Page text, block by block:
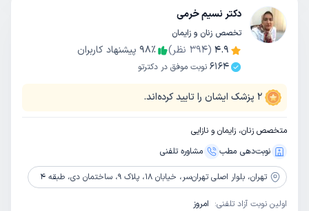
دکتر نسیم خرمی
تخصص زنان و زایمان
4.9
(
394 نظر) 98٪
پیشنهاد کاربران
6164 نوبت موفق در دکترتو
2 پزشک ایشان را تایید کرده‌اند.
متخصص زنان، زایمان و نازایی
نوبت‌دهی مطب
مشاوره‌ تلفنی
تهران، بلوار اصلی تهران‌سر، خیابان 18، پلاک 9، ساختمان دی، طبقه 4
اولین نوبت آزاد تلفنی: امروز